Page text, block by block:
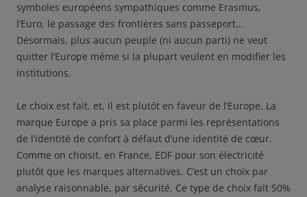
symboles européens sympathiques comme Erasmus,
l’Euro, le passage des frontières sans passeport…
Désormais, plus aucun peuple (ni aucun parti) ne veut
quitter l’Europe même si la plupart veulent en modifier les
institutions.
Le choix est fait, et, il est plutôt en faveur de l’Europe. La
marque Europe a pris sa place parmi les représentations
de l’identité de confort à défaut d’une identité de cœur.
Comme on choisit, en France, EDF pour son électricité
plutôt que les marques alternatives. C’est un choix par
analyse raisonnable, par sécurité. Ce type de choix fait 50%